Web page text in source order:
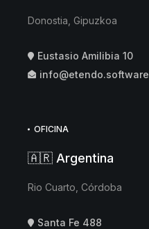
Donostia, Gipuzkoa
Eustasio Amilibia 10
info@etendo.software
OFICINA
🇦🇷 Argentina
Rio Cuarto, Córdoba
Santa Fe 488